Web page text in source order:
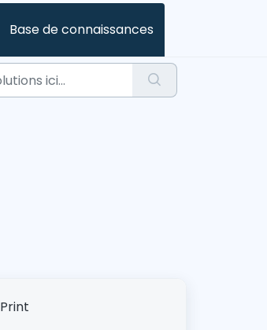
Base de connaissances
Print